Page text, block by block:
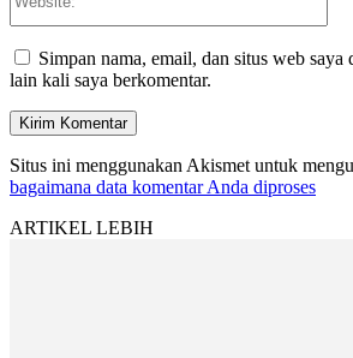
Simpan nama, email, dan situs web
lain kali saya berkomentar.
Situs ini menggunakan Akismet untuk
bagaimana data komentar Anda diproses
ARTIKEL LEBIH